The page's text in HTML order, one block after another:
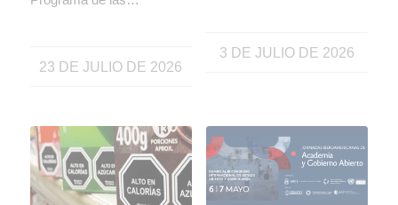
23 DE JULIO DE 2026
3 DE JULIO DE 2026